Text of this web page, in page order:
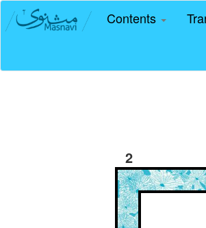
Contents
2